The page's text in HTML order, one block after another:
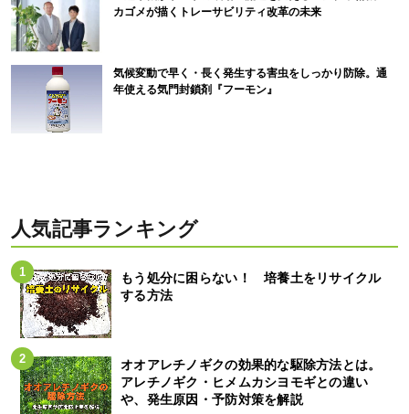
カゴメが描くトレーサビリティ改革の未来
気候変動で早く・長く発生する害虫をしっかり防除。通
年使える気門封鎖剤『フーモン』
人気記事ランキング
もう処分に困らない！ 培養土をリサイクル
する方法
オオアレチノギクの効果的な駆除方法とは。
アレチノギク・ヒメムカシヨモギとの違い
や、発生原因・予防対策を解説